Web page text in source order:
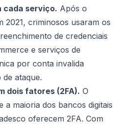
cada serviço. Após o
2021, criminosos usaram os
de credenciais
e serviços de
por conta invalida
ataque.
dois fatores (2FA). O
a maioria dos bancos digitais
oferecem 2FA. Com